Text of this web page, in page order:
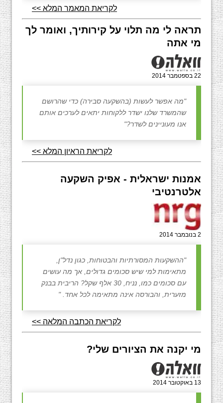
לקריאת המאמר המלא >>
תראה לי מה תלוי על קירותיך, ואומר לך
מי אתה
22 בספטמבר 2014
"מה אפשר לעשות (בהשקעה סבירה) כדי שהרושם
שהמשרד שלנו ישדר ללקוחות יתאים לערכים אותם
אנו מעוניינים לשדר?"
לקריאת הראיון המלא >>
אמנות ישראלית - אפיק השקעה
אלטרנטיבי
2 בנובמבר 2014
"ההשקעות המסורתיות והבטוחות, כגון נדל"ן,
מתאימות למי שיש סכומים גדולים, אך מה עושים
עם סכומים כמו, נניח, 30 אלף שקל? הריבית בבנק
מזערית, והבורסה אינה מתאימה לכל אחד. "
לקריאת הכתבה המלאה >>
מי יקנה את הציורים שלי?
13 באוקטובר 2014